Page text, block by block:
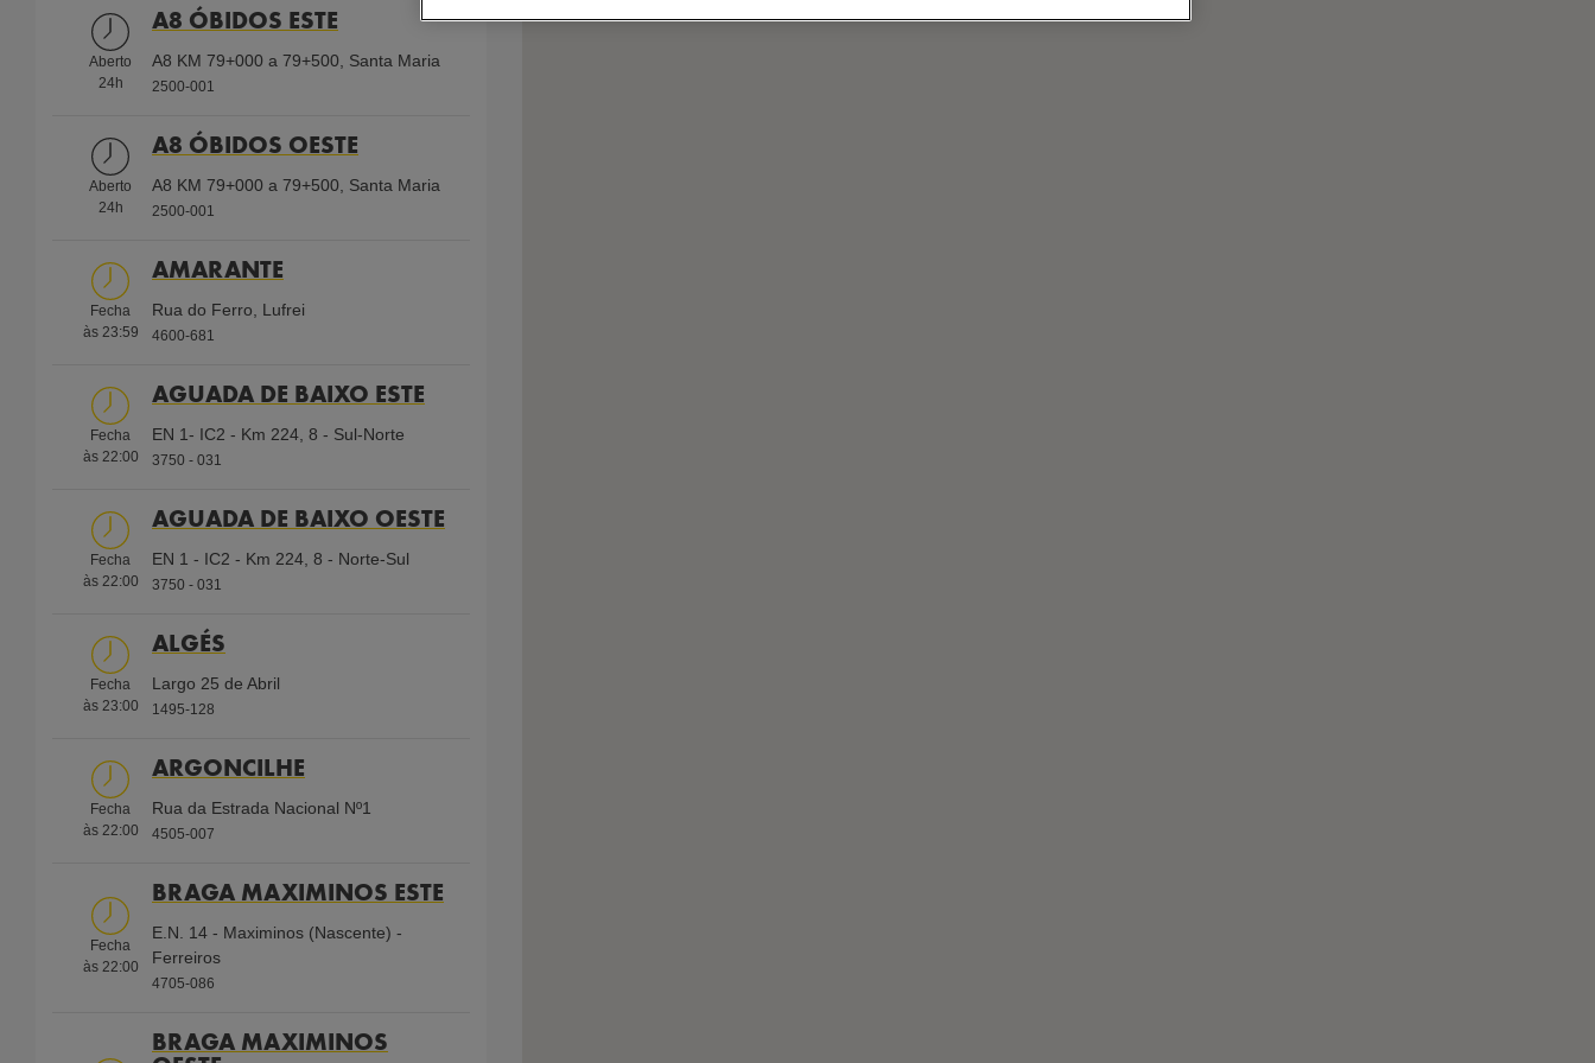
Shell First Loyalty
Use setting
Use setting
Combustíveis
Shell V-Power Diesel Gasolina 95 simples
Gasóleo Profissional
Carregamento Elétrico (EV)
ECO Diesel
Serviços
embalado
Água
Engarrafado
de
Crédito
Crédito
Deficientes
Frota
First
Card
Shell
Select
WC
Contactless
Aberto
24h
A8 ÓBIDOS ESTE
A8 KM 79+000 a 79+500, Santa Maria
2500-001
Aberto
24h
A8 ÓBIDOS OESTE
A8 KM 79+000 a 79+500, Santa Maria
2500-001
Fecha
às 23:59
AMARANTE
Rua do Ferro, Lufrei
4600-681
Fecha
às 22:00
AGUADA DE BAIXO ESTE
EN 1- IC2 - Km 224, 8 - Sul-Norte
3750 - 031
Fecha
às 22:00
AGUADA DE BAIXO OESTE
EN 1 - IC2 - Km 224, 8 - Norte-Sul
3750 - 031
Fecha
às 23:00
ALGÉS
Largo 25 de Abril
1495-128
Fecha
às 22:00
ARGONCILHE
Rua da Estrada Nacional Nº1
4505-007
Fecha
às 22:00
BRAGA MAXIMINOS ESTE
E.N. 14 - Maximinos (Nascente) -
Ferreiros
4705-086
BRAGA MAXIMINOS